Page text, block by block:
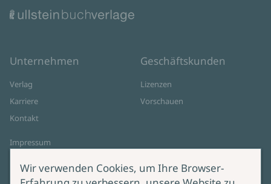
Unternehmen
Verlag
Karriere
Kontakt
Impressum
Cookie-Einstellungen
Geschäftskunden
Lizenzen
Vorschauen
Wir verwenden Cookies, um Ihre Browser-